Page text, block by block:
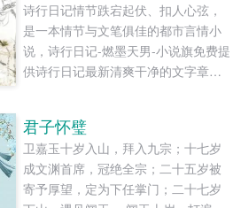
诗行日记情节跌宕起伏、扣人心弦，
是一本情节与文笔俱佳的都市言情小
说，诗行日记-燃墨天男-小说旗免费提
供诗行日记最新清爽干净的文字章节
君子怀璧
卫嘉玉十岁入山，拜入九宗；十七岁
成文渊首席，冠绝全宗；二十五岁被
寄予厚望，定为下任掌门；二十七岁